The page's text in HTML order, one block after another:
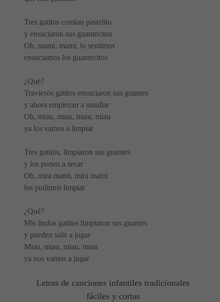
Tres gatitos comían pastelito
y ensuciaron sus guantecitos
Oh, mami, mami, lo sentimos
ensuciamos los guantecitos
¿Qué?
Traviesos gatitos ensuciaron sus guantes
y ahora empiezan a maullar
Oh, miau, miau, miau, miau
ya los vamos a limpiar
Tres gatitos, limpiaron sus guantes
y los ponen a secar
Oh, mira mami, mira mami
los pudimos limpiar
¿Qué?
Mis lindos gatitos limpiaron sus guantes
y pueden salir a jugar
Miau, miau, miau, miau
ya nos vamos a jugar
Letras de canciones infantiles tradicionales
fáciles y cortas